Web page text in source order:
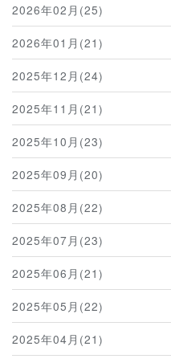
2026年02月(25)
2026年01月(21)
2025年12月(24)
2025年11月(21)
2025年10月(23)
2025年09月(20)
2025年08月(22)
2025年07月(23)
2025年06月(21)
2025年05月(22)
2025年04月(21)